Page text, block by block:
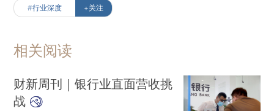
#行业深度 +关注
相关阅读
财新周刊｜银行业直面营收挑
战